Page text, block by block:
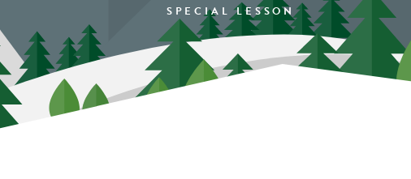
SPECIAL LESSON